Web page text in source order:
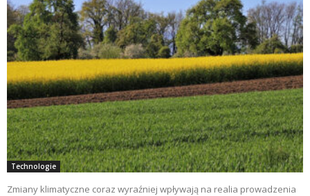
Technologie
Zmiany klimatyczne coraz wyraźniej wpływają na realia prowadzenia